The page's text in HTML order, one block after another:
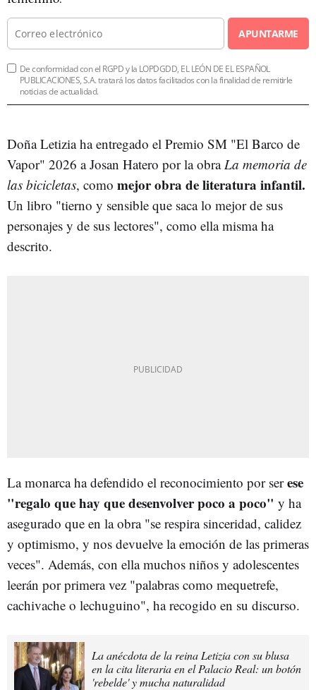
APUNTARME
De conformidad con el RGPD y la LOPDGDD, EL LEÓN DE EL ESPAÑOL
PUBLICACIONES, S.A. tratará los datos facilitados con la finalidad de remitirle
noticias de actualidad.
Doña Letizia ha entregado el Premio SM "El Barco de
Vapor" 2026 a Josan Hatero por la obra La memoria de
las bicicletas, como mejor obra de literatura infantil.
Un libro "tierno y sensible que saca lo mejor de sus
personajes y de sus lectores", como ella misma ha
descrito.
La monarca ha defendido el reconocimiento por serese
"regalo que hay que desenvolver poco a poco" y ha
asegurado que en la obra "se respira sinceridad, calidez
y optimismo, y nos devuelve la emoción de las primeras
veces". Además, con ella muchos niños y adolescentes
leerán por primera vez "palabras como mequetrefe,
cachivache o lechuguino", ha recogido en su discurso.
La anécdota de la reina Letizia con su blusa
en la cita literaria en el Palacio Real: un botón
'rebelde' y mucha naturalidad